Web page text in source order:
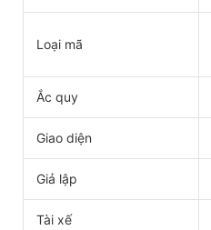
Loại mã
Ắc quy
Giao diện
Giả lập
Tài xế